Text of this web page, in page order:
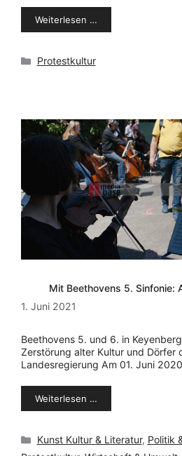
Weiterlesen …
Kategorien
Protestkultur
Mit Beethovens 5. Sinfonie:
1. Juni 2021
Beethovens 5. und 6. in
Zerstörung alter Kultur und Dörfer
Landesregierung Am 01. Juni
Weiterlesen …
Kategorien
Kunst Kultur & Literatur, Politik